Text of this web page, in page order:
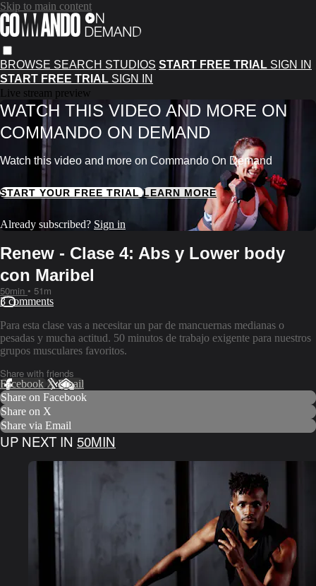
Skip to main content
BROWSE SEARCH STUDIOS START FREE TRIAL SIGN IN
START FREE TRIAL SIGN IN
Live stream preview
WATCH THIS VIDEO AND MORE ON
COMMANDO ON DEMAND
Watch this video and more on Commando On Demand
START YOUR FREE TRIALLEARN MORE
Already subscribed? Sign in
Renew - Clase 4: Abs y Lower body
con Maribel
50min • 51m
3 comments
Para esta clase vas a necesitar un par de mancuernas medianas o
pesadas y mucha actitud. 50 minutos de trabajo exigente para nuestros
grupos musculares favoritos.
Share with friends
Facebook XEmail
Share on Facebook
Share on X
Share via Email
UP NEXT IN 50MIN